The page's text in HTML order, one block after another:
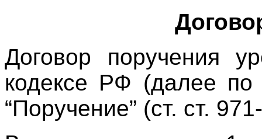
Договор поручения
кодексе РФ (далее
“Поручение” (ст. ст.